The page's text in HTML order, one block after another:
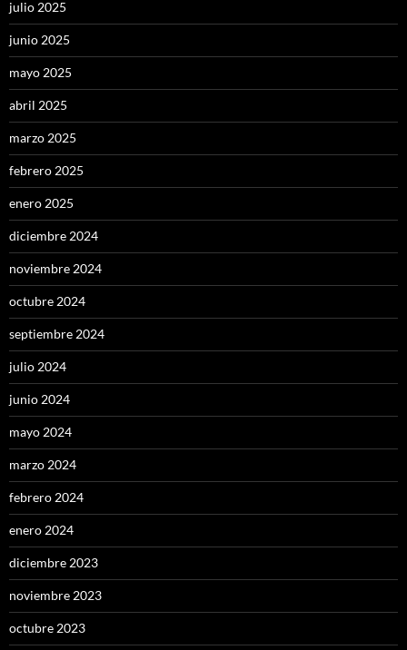
julio 2025
junio 2025
mayo 2025
abril 2025
marzo 2025
febrero 2025
enero 2025
diciembre 2024
noviembre 2024
octubre 2024
septiembre 2024
julio 2024
junio 2024
mayo 2024
marzo 2024
febrero 2024
enero 2024
diciembre 2023
noviembre 2023
octubre 2023